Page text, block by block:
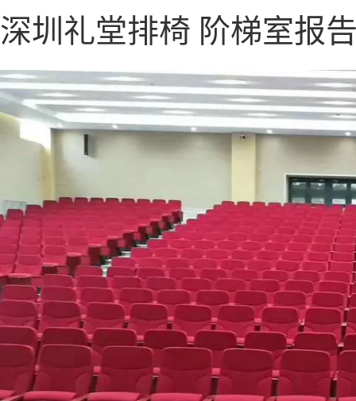
深圳礼堂排椅 阶梯室报